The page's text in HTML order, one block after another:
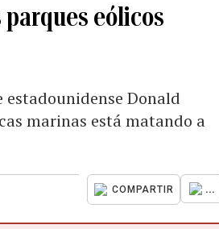
eólicos
estadounidense Donald
marinas está matando a
COMPARTIR ...